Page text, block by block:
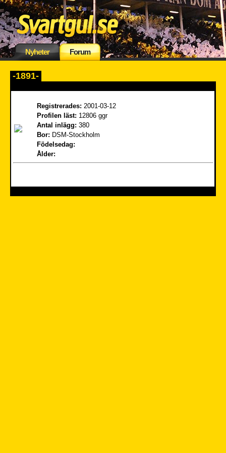
Nyheter Forum
-1891-
Registrerades: 2001-03-12
Profilen läst: 12806 ggr
Antal inlägg: 380
Bor: DSM-Stockholm
Födelsedag:
Ålder: